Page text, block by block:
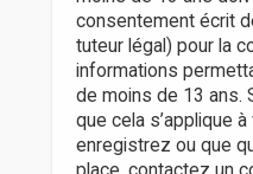
consentement écrit
tuteur légal) pour la
informations
de moins de 13 ans.
que cela s’applique
enregistrez ou que